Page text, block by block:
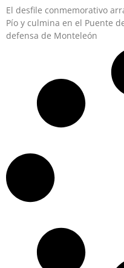
El desfile conmemorativo
Pío y culmina en el Puente
defensa de Monteleón